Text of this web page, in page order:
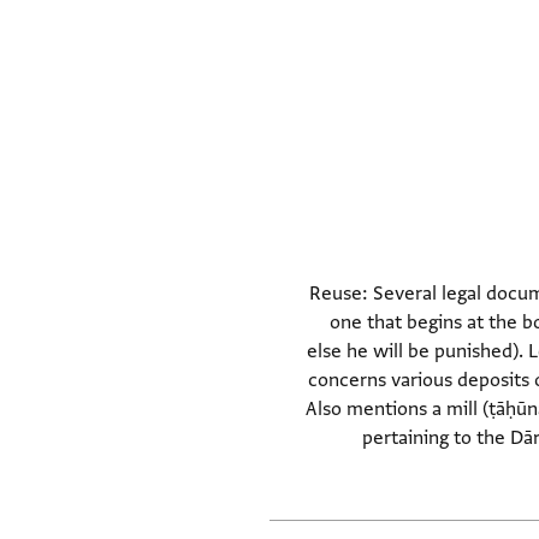
Reuse: Several legal
one that begins at the
else he will be punished).
concerns various deposits
Also mentions a mill
pertaining to the